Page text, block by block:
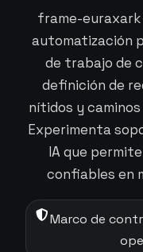
frame-
automatización
de trabajo de
definición de
nítidos y
Experimenta
IA que
confiables en
Marco de